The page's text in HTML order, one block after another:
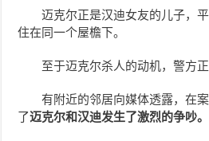
迈克尔正是汉迪女友的儿子，
住在同一个屋檐下。
至于迈克尔杀人的动机，警方正
有附近的邻居向媒体透露，在
了迈克尔和汉迪发生了激烈的争吵。